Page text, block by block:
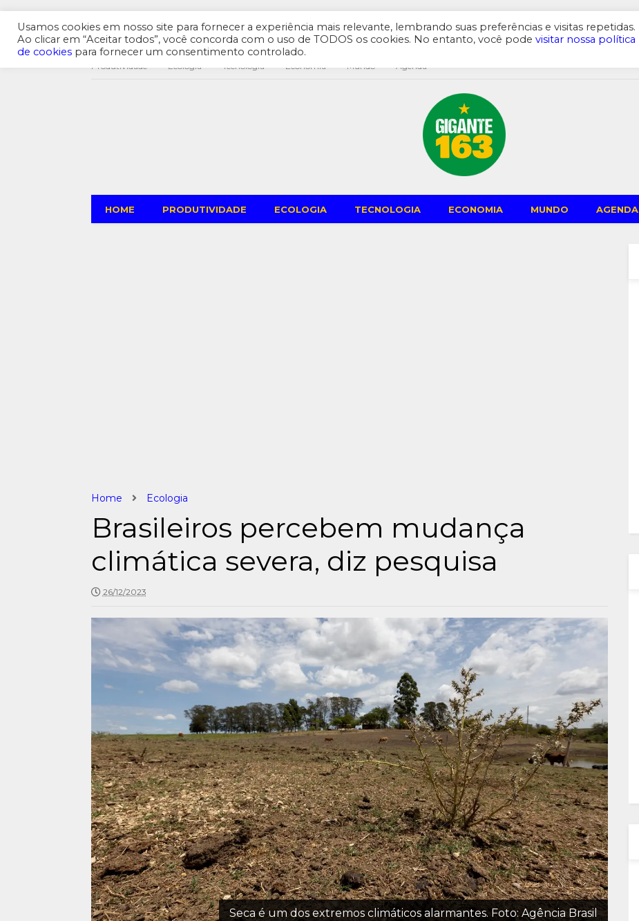
Produtividade Ecologia Tecnologia Economia Mundo Agenda
HOME PRODUTIVIDADE ECOLOGIA TECNOLOGIA ECONOMIA MUNDO AGENDA
Home Ecologia
Brasileiros percebem mudança
climática severa, diz pesquisa
26/12/2023
Seca é um dos extremos climáticos alarmantes. Foto: Agência Brasil
Usamos cookies em nosso site para fornecer a experiência mais relevante, lembrando suas preferências e visitas repetidas.
Ao clicar em “Aceitar todos”, você concorda com o uso de TODOS os cookies. No entanto, você pode visitar nossa política
de cookies para fornecer um consentimento controlado.